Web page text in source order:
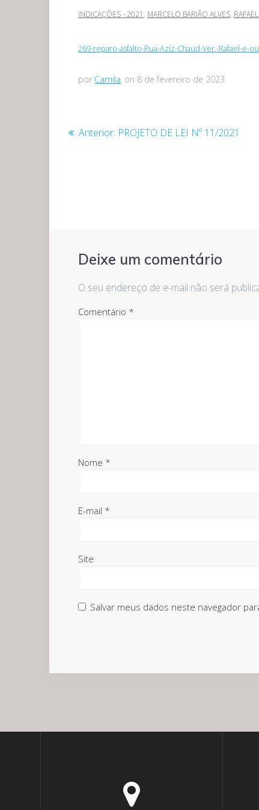
INDICAÇÕES - 2021 , MARCELO BARIÃO ALVES,
269-reparo-asfalto-Rua-Aziz-Chaud-Ver.-Rafael-e-
por Camila on 8 de fevereiro de 2023
Navegação
Anterior: Post
PROJETO DE LEI Nº 11/2021
Deixe um comentário
O seu endereço de e-mail não será
Comentário *
Nome *
E-mail *
Site
Salvar meus dados neste navegador